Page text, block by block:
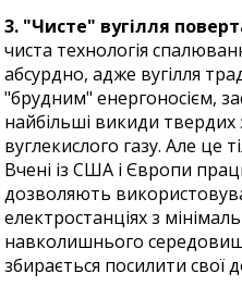
3. "Чисте" вугілля
чиста технологія
абсурдно, адже вугілля
"брудним" енергоносієм,
найбільші викиди
вуглекислого газу. Але це
Вчені із США і Європи
дозволяють
електростанціях з
навколишнього
збирається посилити свої